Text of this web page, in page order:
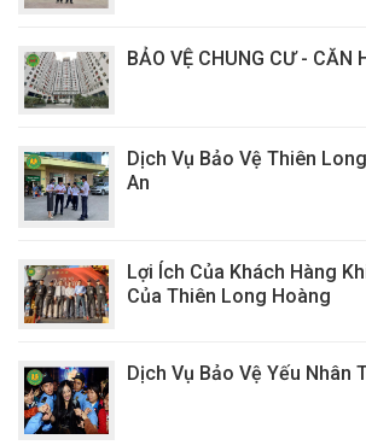
BẢO VỆ CHUNG CƯ - CĂN
Dịch Vụ Bảo Vệ Thiên
An
Lợi Ích Của Khách Hàng
Của Thiên Long Hoàng
Dịch Vụ Bảo Vệ Yếu Nhân